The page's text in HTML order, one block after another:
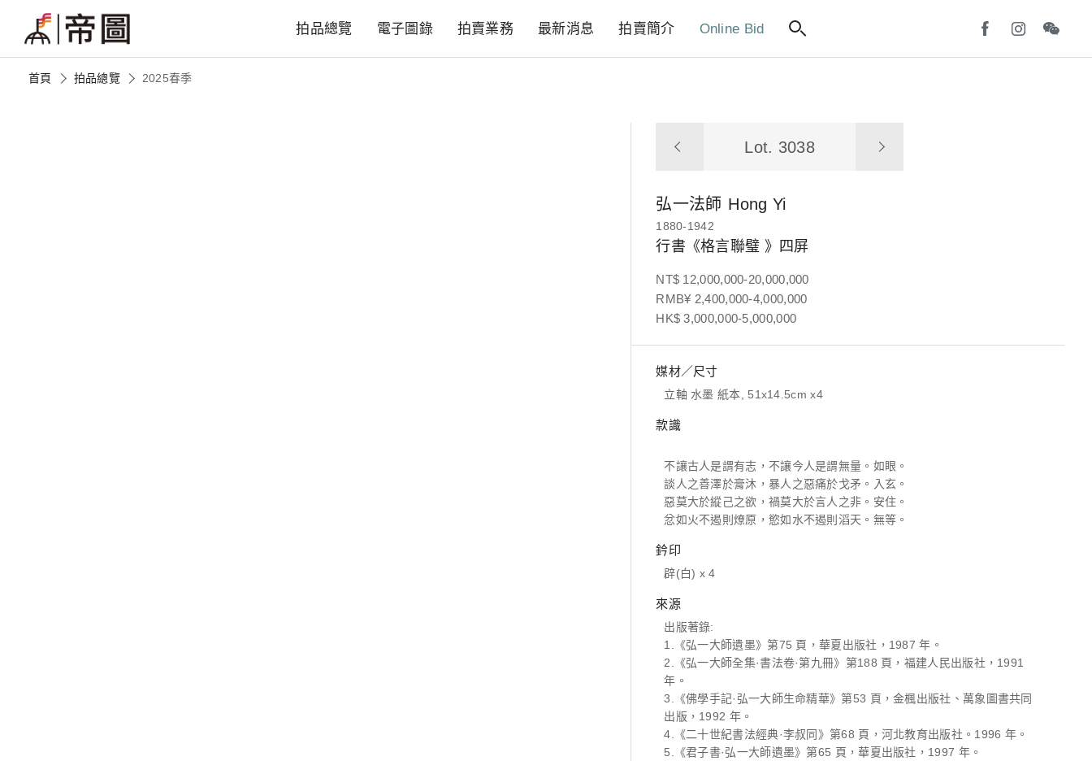
拍品總覽 電子圖錄 拍賣業務 最新消息 拍賣簡介 Online Bid
首頁 拍品總覽 2025春季
Lot. 3038
弘一法師 Hong Yi
1880-1942
行書《格言聯璧 》四屏
NT$ 12,000,000-20,000,000
RMB¥ 2,400,000-4,000,000
HK$ 3,000,000-5,000,000
媒材／尺寸
立軸 水墨 紙本, 51x14.5cm x4
款識
不讓古人是謂有志，不讓今人是謂無量。如眼。
談人之善澤於膏沐，暴人之惡痛於戈矛。入玄。
惡莫大於縱己之欲，禍莫大於言人之非。安住。
忿如火不遏則燎原，慾如水不遏則滔天。無等。
鈐印
辟(白) x 4
來源
出版著錄:
1.《弘一大師遺墨》第75 頁，華夏出版社，1987 年。
2.《弘一大師全集·書法卷·第九冊》第188 頁，福建人民出版社，1991
年。
3.《佛學手記·弘一大師生命精華》第53 頁，金楓出版社、萬象圖書共同
出版，1992 年。
4.《二十世紀書法經典·李叔同》第68 頁，河北教育出版社。1996 年。
5.《君子書·弘一大師遺墨》第65 頁，華夏出版社，1997 年。